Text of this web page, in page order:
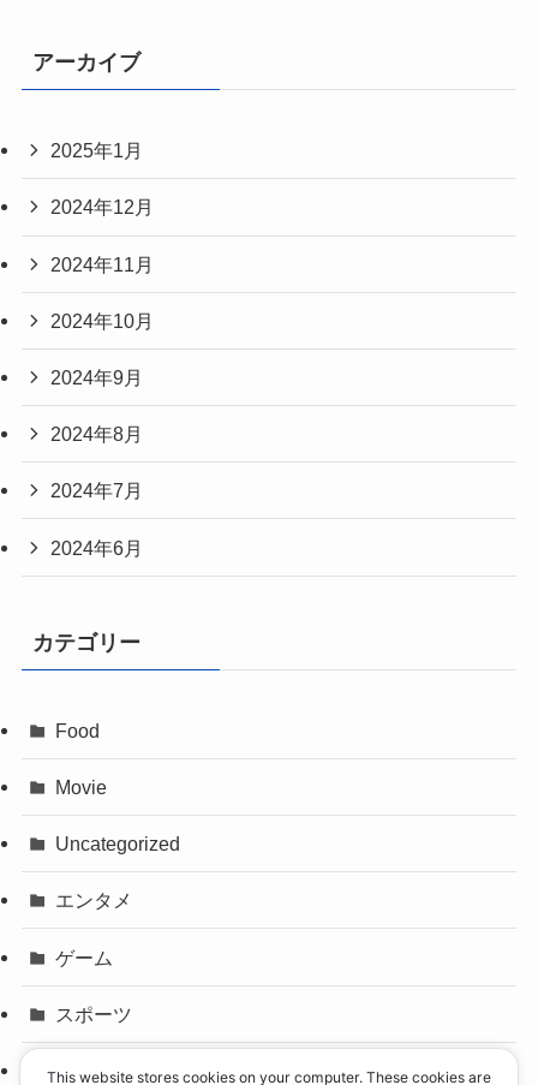
アーカイブ
2025年1月
2024年12月
2024年11月
2024年10月
2024年9月
2024年8月
2024年7月
2024年6月
カテゴリー
Food
Movie
Uncategorized
エンタメ
ゲーム
スポーツ
パリオリンピック
This website stores cookies on your computer. These cookies are